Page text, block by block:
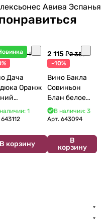
Авива Эспанья
₽1 600 ₽
Дача
Оранж
750 мл
1
643112
В корзину
2 115 ₽2 350 ₽
-10%
Вино Бакла
Совиньон
Блан белое
сухое 750 мл
12%
В наличии: 3
Арт.643094
В
корзину